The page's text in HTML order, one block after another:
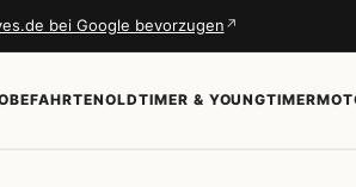
bei Google bevorzugen ↗
OLDTIMER & YOUNGTIMER